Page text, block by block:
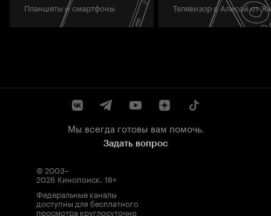
Планшеты и смартфоны Телевизор с Алисой от
Мы всегда готовы вам помочь.
Задать вопрос
© 2003–
2026 Кинопоиск. 18+
Федеральные каналы
доступны для бесплатного
просмотра круглосуточно